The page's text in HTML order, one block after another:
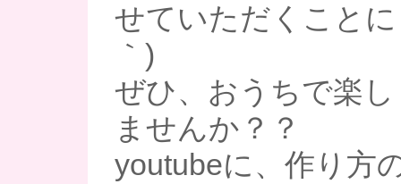
せていただくこと
｀)
ぜひ、おうちで楽
ませんか？？
youtubeに、作り方